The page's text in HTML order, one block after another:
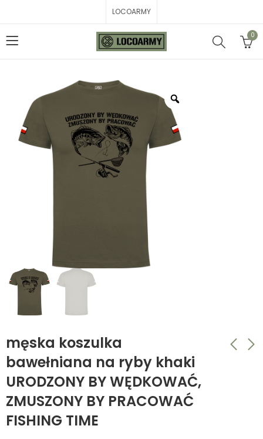
LOCOARMY
0
męska koszulka
bawełniana na ryby khaki
URODZONY BY WĘDKOWAĆ,
ZMUSZONY BY PRACOWAĆ
FISHING TIME
męska koszulka
bawełniana na ryby
khaki MAKES ME
męska koszulka
bawełniana na ryby
khaki FISHING